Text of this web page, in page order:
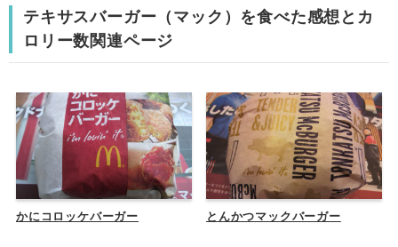
テキサスバーガー（マック）を食べた感想とカ
ロリー数関連ページ
かにコロッケバーガー とんかつマックバーガー